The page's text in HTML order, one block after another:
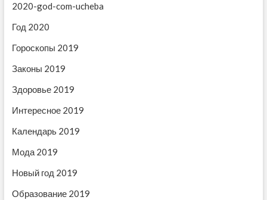
и
я
п
о
з
а
п
и
с
я
з
я
2020-god-com-ucheba
Год 2020
Гороскопы 2019
Законы 2019
Здоровье 2019
Интересное 2019
Календарь 2019
Мода 2019
Новый год 2019
Образование 2019